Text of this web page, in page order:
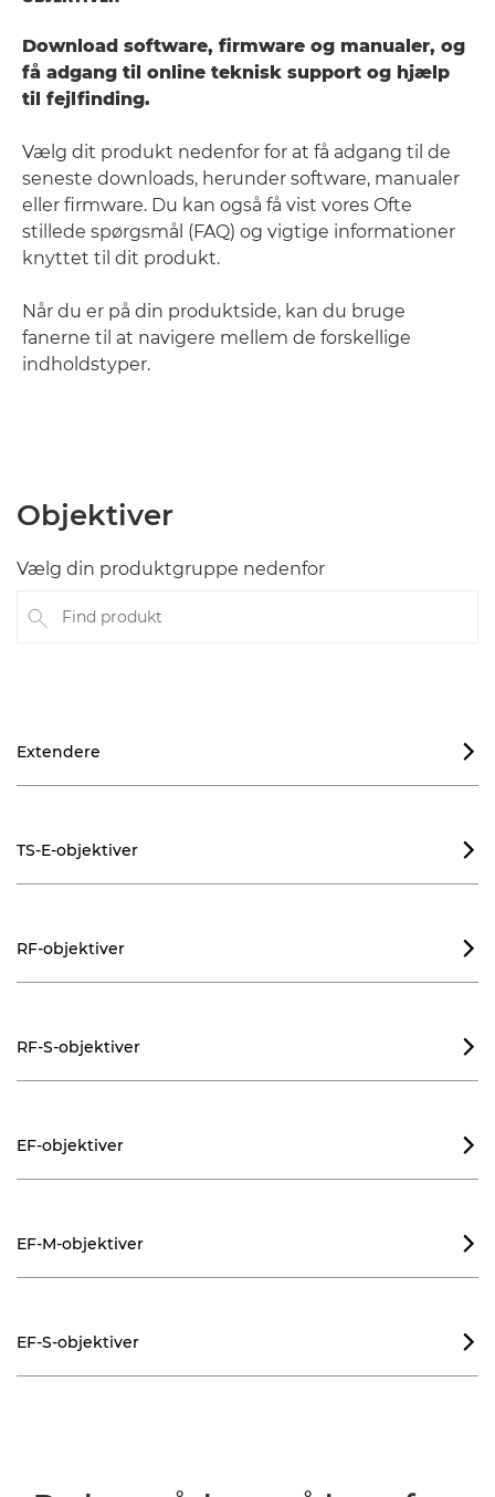
Download software, firmware og manualer, og
få adgang til online teknisk support og hjælp
til fejlfinding.
Vælg dit produkt nedenfor for at få adgang til de
seneste downloads, herunder software, manualer
eller firmware. Du kan også få vist vores Ofte
stillede spørgsmål (FAQ) og vigtige informationer
knyttet til dit produkt.
Når du er på din produktside, kan du bruge
fanerne til at navigere mellem de forskellige
indholdstyper.
Objektiver
Vælg din produktgruppe nedenfor
Find produkt
Extendere 
TS-E-objektiver 
RF-objektiver 
RF-S-objektiver 
EF-objektiver 
EF-M-objektiver 
EF-S-objektiver 